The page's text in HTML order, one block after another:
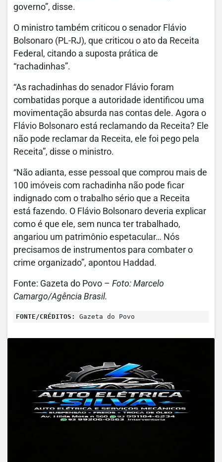
governo”, disse.
O ministro também criticou o senador Flávio
Bolsonaro (PL-RJ), que criticou o ato da Receita
Federal, citando a suposta prática de
“rachadinhas”.
“As rachadinhas do senador Flávio foram
combatidas porque a autoridade identificou uma
movimentação absurda nas contas dele. Agora o
Flávio Bolsonaro está reclamando da Receita? Ele
não pode reclamar da Receita, ele foi pego pela
Receita”, disse o ministro.
“Não adianta, esse pessoal que comprou mais de
100 imóveis com rachadinha não pode ficar
indignado com o trabalho sério que a Receita
está fazendo. O Flávio Bolsonaro deveria explicar
como é que ele, sem nunca ter trabalhado,
angariou um patrimônio espetacular… Nós
precisamos de instrumentos para combater o
crime organizado”, apontou Haddad.
Fonte: Gazeta do Povo – Foto: Marcelo
Camargo/Agência Brasil.
FONTE/CRÉDITOS: Gazeta do Povo